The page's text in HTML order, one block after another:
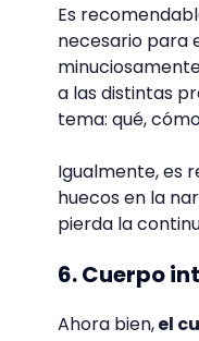
Es
necesario para
a las distintas
tema: qué,
Igualmente, es
huecos en la
pierda la
6. Cuerpo
Ahora bien,el